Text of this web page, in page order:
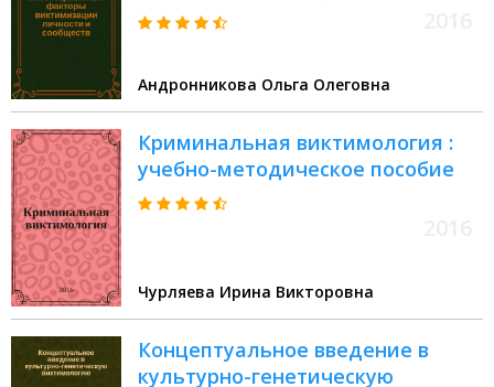
монография : деривативное
Андронникова Ольга Олеговна
Криминальная виктимология :
учебно-методическое пособие
Чурляева Ирина Викторовна
Концептуальное введение в
культурно-генетическую